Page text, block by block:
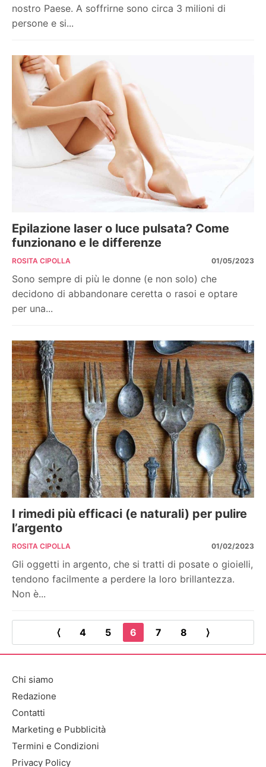
nostro Paese. A soffrirne sono circa 3 milioni di
persone e si...
Epilazione laser o luce pulsata? Come
funzionano e le differenze
ROSITA CIPOLLA 01/05/2023
Sono sempre di più le donne (e non solo) che
decidono di abbandonare ceretta o rasoi e optare
per una...
I rimedi più efficaci (e naturali) per pulire
l’argento
ROSITA CIPOLLA 01/02/2023
Gli oggetti in argento, che si tratti di posate o gioielli,
tendono facilmente a perdere la loro brillantezza.
Non è...
⟨ 4 5 6 7 8 ⟩
Chi siamo
Redazione
Contatti
Marketing e Pubblicità
Termini e Condizioni
Privacy Policy